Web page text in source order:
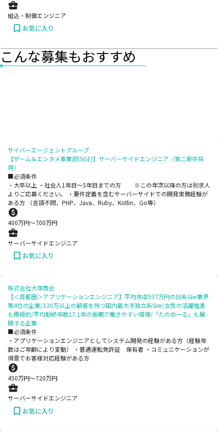
組込・制御エンジニア
お気に入り
こんな募集もおすすめ
サイバーエージェントグループ
【ゲーム＆エンタメ事業部(SGE)】サーバーサイドエンジニア（第二新卒採
用）
■必須条件
・大卒以上 ・社会人1年目～5年目までの方 ※この年次以降の方は別求人
よりご応募ください。 ・要件定義を含むサーバーサイドでの開発実務経験が
ある方 （言語不問、PHP、Java、Ruby、Kotlin、Go等）
400万円〜700万円
サーバーサイドエンジニア
お気に入り
株式会社大塚商会
【＜首都圏＞アプリケーションエンジニア】平均年収937万円の日系SIer業界
第4位の企業/130万以上の顧客を持つ国内最大手独立系SIer/女性の活躍推進
も積極的/平均勤続年数17.1年の長期で働きやすい環境/「たのめーる」も展
開する企業
■必須条件
・アプリケーションエンジニアとしてシステム開発の経験がある方（経験年
数はご年齢により変動） ・普通運転免許証 保有者 ・コミュニケーションが
得意でお客様対応経験がある方
450万円〜720万円
サーバーサイドエンジニア
お気に入り